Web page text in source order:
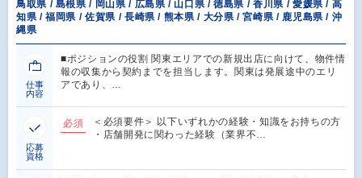
鳥取県 / 島根県 / 岡山県 / 広島県 / 山口県 / 徳島県 / 香川県 / 愛媛県 / 高
知県 / 福岡県 / 佐賀県 / 長崎県 / 熊本県 / 大分県 / 宮崎県 / 鹿児島県 / 沖
縄県
仕事
内容
■ポジションの役割 関東エリアでの新規出店に向けて、物件情
報の収集から契約までを担当します。関東は発展途中のエリ
アであり、…
応募
資格
必須
＜必須要件＞ 以下いずれかの経験・知識をお持ちの方
・店舗開発に関わった経験（業界不…